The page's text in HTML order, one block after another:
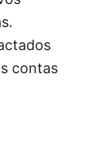
contas